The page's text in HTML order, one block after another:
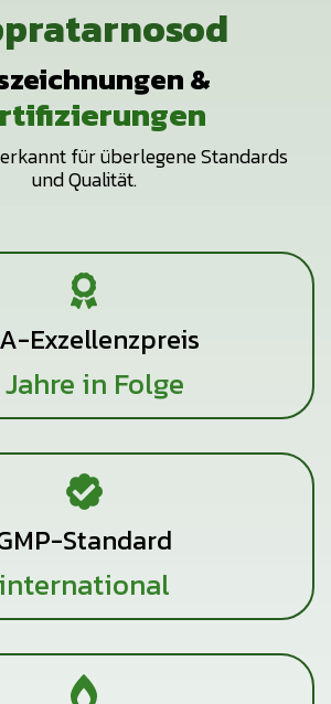
&
für überlegene Standards
und Qualität.
Exzellenzpreis
Jahre in Folge
Standard
international